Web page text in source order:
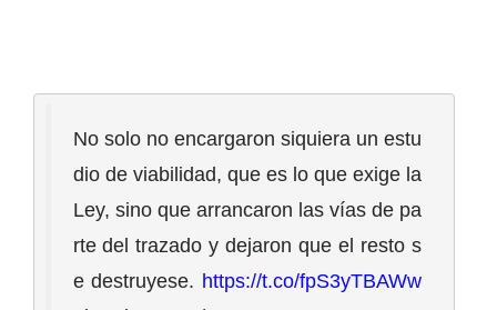
No solo no encargaron siquiera un estu
dio de viabilidad, que es lo que exige la
Ley, sino que arrancaron las vías de pa
rte del trazado y dejaron que el resto s
e destruyese. https://t.co/fpS3yTBAWw